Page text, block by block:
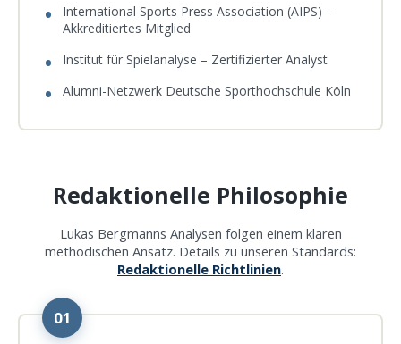
International Sports Press Association (AIPS) –
Akkreditiertes Mitglied
Institut für Spielanalyse – Zertifizierter Analyst
Alumni-Netzwerk Deutsche Sporthochschule Köln
Redaktionelle Philosophie
Lukas Bergmanns Analysen folgen einem klaren
methodischen Ansatz. Details zu unseren Standards:
Redaktionelle Richtlinien.
01